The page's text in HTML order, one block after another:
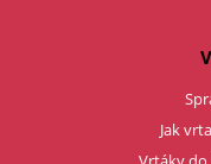
Jak